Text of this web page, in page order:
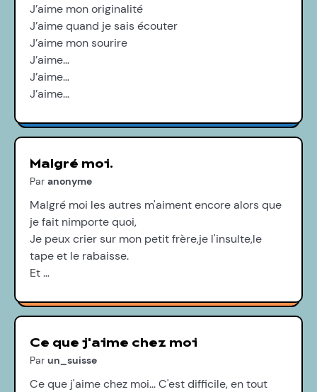
J’aime mon originalité
J’aime quand je sais écouter
J’aime mon sourire
J’aime…
J’aime…
J’aime…
Malgré moi.
Par anonyme
Malgré moi les autres m'aiment encore alors que
je fait nimporte quoi,
Je peux crier sur mon petit frère,je l'insulte,le
tape et le rabaisse.
Et …
Ce que j'aime chez moi
Par un_suisse
Ce que j'aime chez moi... C'est difficile, en tout